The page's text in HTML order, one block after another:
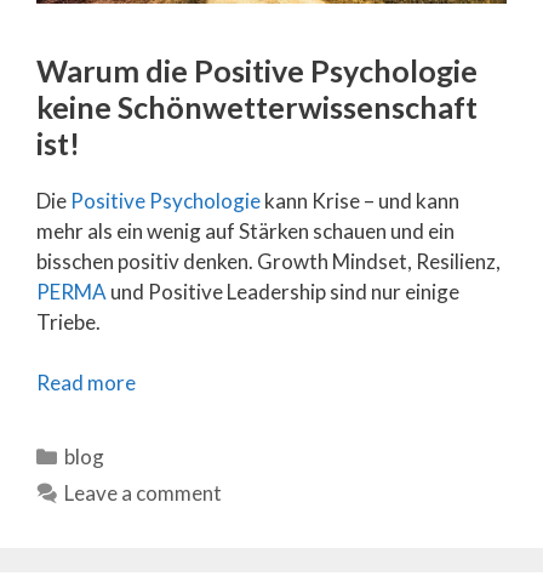
Warum die Positive Psychologie
keine Schönwetterwissenschaft
ist!
Die Positive Psychologiekann Krise – und kann
mehr als ein wenig auf Stärken schauen und ein
bisschen positiv denken. Growth Mindset, Resilienz,
PERMA und Positive Leadership sind nur einige
Triebe.
Read more
Categories
blog
Leave a comment